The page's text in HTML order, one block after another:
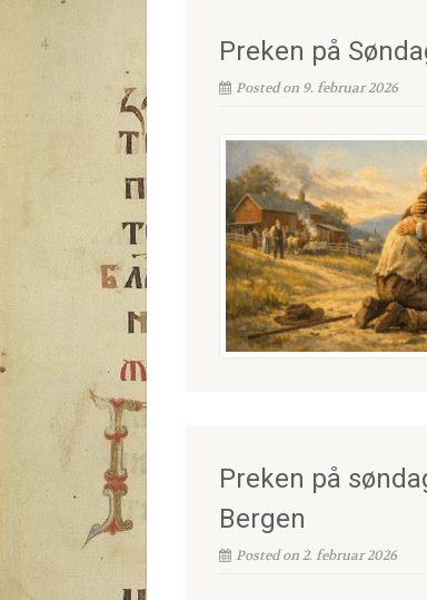
Preken på
Posted on 9. februar 2026
Preken på
Bergen
Posted on 2. februar 2026